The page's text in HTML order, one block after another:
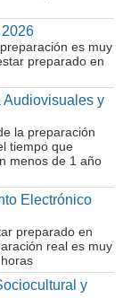
es muy
preparado en
Audiovisuales y
la preparación
tiempo que
menos de 1 año
Electrónico
preparado en
real es muy
y